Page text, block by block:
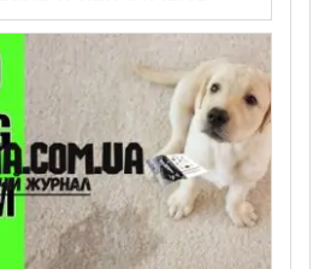
от ручки —
способы очистки и
мебелью